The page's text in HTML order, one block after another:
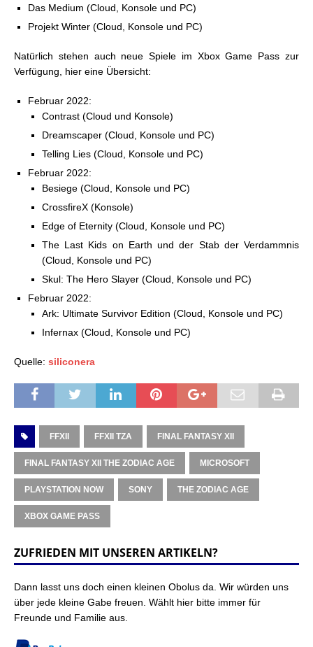
Das Medium (Cloud, Konsole und PC)
Projekt Winter (Cloud, Konsole und PC)
Natürlich stehen auch neue Spiele im Xbox Game Pass zur
Verfügung, hier eine Übersicht:
Februar 2022:
Contrast (Cloud und Konsole)
Dreamscaper (Cloud, Konsole und PC)
Telling Lies (Cloud, Konsole und PC)
Februar 2022:
Besiege (Cloud, Konsole und PC)
CrossfireX (Konsole)
Edge of Eternity (Cloud, Konsole und PC)
The Last Kids on Earth und der Stab der Verdammnis
(Cloud, Konsole und PC)
Skul: The Hero Slayer (Cloud, Konsole und PC)
Februar 2022:
Ark: Ultimate Survivor Edition (Cloud, Konsole und PC)
Infernax (Cloud, Konsole und PC)
Quelle: siliconera
FFXII FFXII TZA FINAL FANTASY XII
FINAL FANTASY XII THE ZODIAC AGE MICROSOFT
PLAYSTATION NOW SONY THE ZODIAC AGE
XBOX GAME PASS
ZUFRIEDEN MIT UNSEREN ARTIKELN?
Dann lasst uns doch einen kleinen Obolus da. Wir würden uns
über jede kleine Gabe freuen. Wählt hier bitte immer für
Freunde und Familie aus.